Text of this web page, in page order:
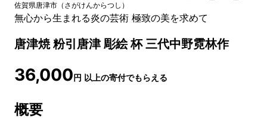
佐賀県唐津市 （ さがけんからつし ）
無心から生まれる炎の芸術 極致の美を求めて
唐津焼 粉引唐津 彫絵 杯 三代中野霓林作
36,000円 以上の寄付でもらえる
概要